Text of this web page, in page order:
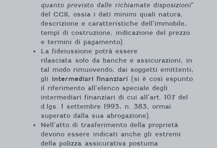
quanto previsto dalle richiamate disposizioni”
del CCII, ossia i dati minimi quali natura,
descrizione e caratteristiche dell’immobile,
tempi di costruzione, indicazione del prezzo
e termini di pagamento).
La fideiussione potrà essere
rilasciata solo da banche e assicurazioni, in
tal modo rimuovendo, dai soggetti emittenti,
gli intermediari finanziari (si è così espunto
il riferimento all’elenco speciale degli
intermediari finanziari di cui all’art. 107 del
d.lgs. 1 settembre 1993, n. 383, ormai
superato dalla sua abrogazione).
Nell’atto di trasferimento della proprietà
devono essere indicati anche gli estremi
della polizza assicurativa postuma